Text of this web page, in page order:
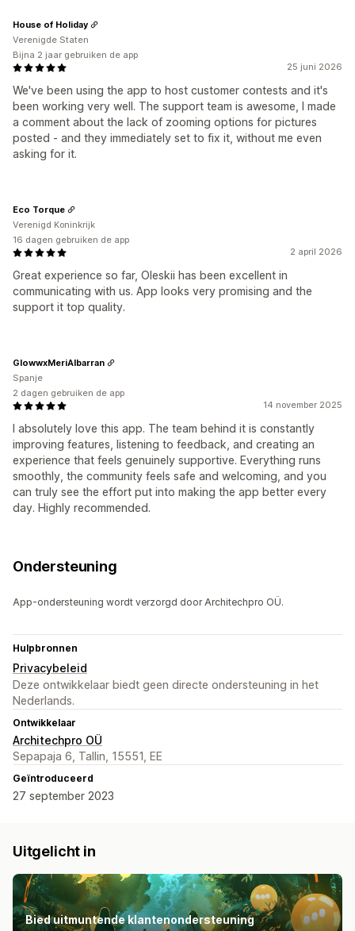
25 juni 2026
We've been using the app to host customer contests and it's
been working very well. The support team is awesome, I made
a comment about the lack of zooming options for pictures
posted - and they immediately set to fix it, without me even
asking for it.
House of Holiday
Verenigde Staten
Bijna 2 jaar gebruiken de app
2 april 2026
Great experience so far, Oleskii has been excellent in
communicating with us. App looks very promising and the
support it top quality.
Eco Torque
Verenigd Koninkrijk
16 dagen gebruiken de app
14 november 2025
I absolutely love this app. The team behind it is constantly
improving features, listening to feedback, and creating an
experience that feels genuinely supportive. Everything runs
smoothly, the community feels safe and welcoming, and you
can truly see the effort put into making the app better every
day. Highly recommended.
GlowwxMeriAlbarran
Spanje
2 dagen gebruiken de app
Ondersteuning
App-ondersteuning wordt verzorgd door Architechpro OÜ.
Hulpbronnen
Privacybeleid
Deze ontwikkelaar biedt geen directe ondersteuning in het
Nederlands.
Ontwikkelaar
Architechpro OÜ
Sepapaja 6, Tallin, 15551, EE
Geïntroduceerd
27 september 2023
Uitgelicht in
Bied uitmuntende klantenondersteuning